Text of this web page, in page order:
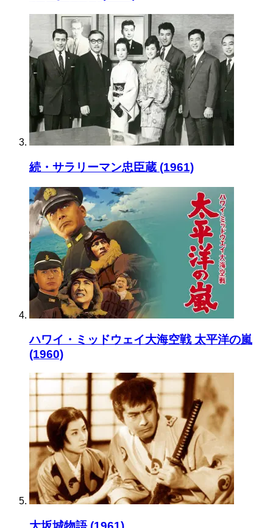
続・サラリーマン忠臣蔵 (1961)
ハワイ・ミッドウェイ大海空戦 太平洋の嵐
(1960)